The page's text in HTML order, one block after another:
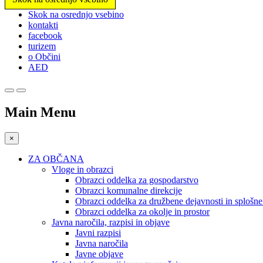
Prosimo,
upoštevajte:
spletno
mesto
vključuje
sistem
Pritisnite
F11,
prilagodite
spletno
slabovidnim,
Skok na osrednjo vsebino
kontakti
facebook
turizem
o Občini
AED
Main Menu
×
ZA OBČANA
Vloge in obrazci
Obrazci oddelka za gospodarstvo
Obrazci komunalne direkcije
Obrazci oddelka za družbene dejavnosti in
Obrazci oddelka za okolje in prostor
Javna naročila, razpisi in objave
Javni razpisi
Javna naročila
Javne objave